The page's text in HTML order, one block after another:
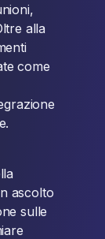
alla
come
ascolto
sulle